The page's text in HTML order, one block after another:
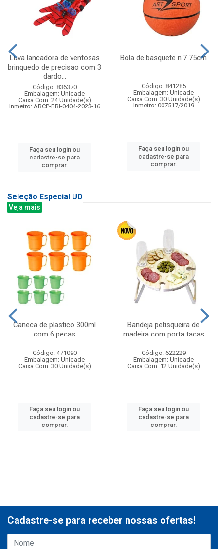
Luva lancadora de ventosas
brinquedo de precisao com 3
dardo...
Código: 836370
Embalagem: Unidade
Caixa Com: 24 Unidade(s)
Inmetro: ABCP-BRI-0404-2023-16
Faça seu login ou
cadastre-se para
comprar.
Bola de basquete n.7 75cm
Código: 841285
Embalagem: Unidade
Caixa Com: 30 Unidade(s)
Inmetro: 007517/2019
Faça seu login ou
cadastre-se para
comprar.
Seleção Especial UD
Veja mais
Caneca de plastico 300ml
com 6 pecas
Código: 471090
Embalagem: Unidade
Caixa Com: 30 Unidade(s)
Faça seu login ou
cadastre-se para
comprar.
Bandeja petisqueira de
madeira com porta tacas
Código: 622229
Embalagem: Unidade
Caixa Com: 12 Unidade(s)
Faça seu login ou
cadastre-se para
comprar.
Cadastre-se para receber nossas ofertas!